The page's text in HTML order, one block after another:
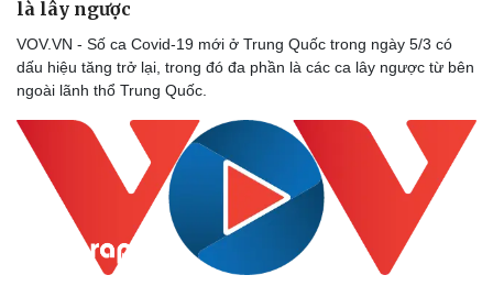
là lây ngược
VOV.VN - Số ca Covid-19 mới ở Trung Quốc trong ngày 5/3 có
dấu hiệu tăng trở lại, trong đó đa phần là các ca lây ngược từ bên
ngoài lãnh thổ Trung Quốc.